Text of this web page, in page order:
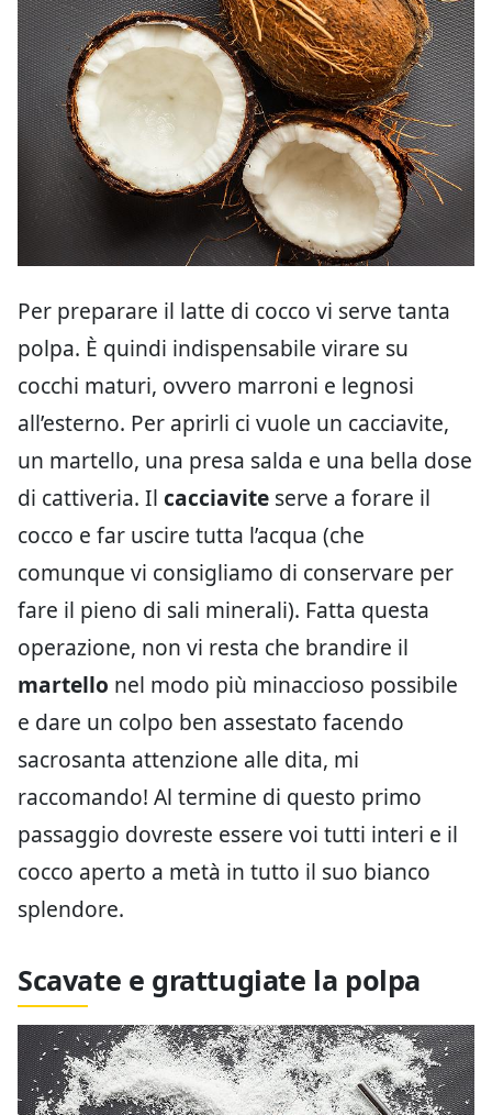
Per preparare il latte di cocco vi serve tanta
polpa. È quindi indispensabile virare su
cocchi maturi, ovvero marroni e legnosi
all’esterno. Per aprirli ci vuole un cacciavite,
un martello, una presa salda e una bella dose
di cattiveria. Il cacciavite serve a forare il
cocco e far uscire tutta l’acqua (che
comunque vi consigliamo di conservare per
fare il pieno di sali minerali). Fatta questa
operazione, non vi resta che brandire il
martello nel modo più minaccioso possibile
e dare un colpo ben assestato facendo
sacrosanta attenzione alle dita, mi
raccomando! Al termine di questo primo
passaggio dovreste essere voi tutti interi e il
cocco aperto a metà in tutto il suo bianco
splendore.
Scavate e grattugiate la polpa